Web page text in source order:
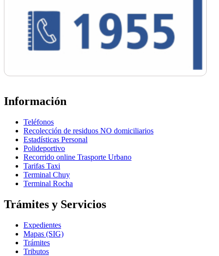
Información
Teléfonos
Recolección de residuos NO domiciliarios
Estadísticas Personal
Polideportivo
Recorrido online Trasporte Urbano
Tarifas Taxi
Terminal Chuy
Terminal Rocha
Trámites y Servicios
Expedientes
Mapas (SIG)
Trámites
Tributos